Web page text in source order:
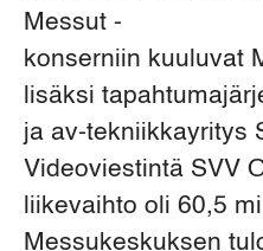
Messut -
konserniin kuuluvat
lisäksi
ja av-tekniikkayritys
Videoviestintä SVV
liikevaihto oli 60,5
Messukeskuksen